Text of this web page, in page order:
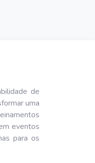
de
uma
eventos
para os